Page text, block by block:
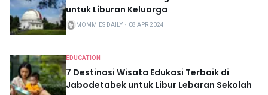
untuk Liburan Keluarga
MOMMIES DAILY ・ 08 APR 2024
EDUCATION
7 Destinasi Wisata Edukasi Terbaik di
Jabodetabek untuk Libur Lebaran Sekolah